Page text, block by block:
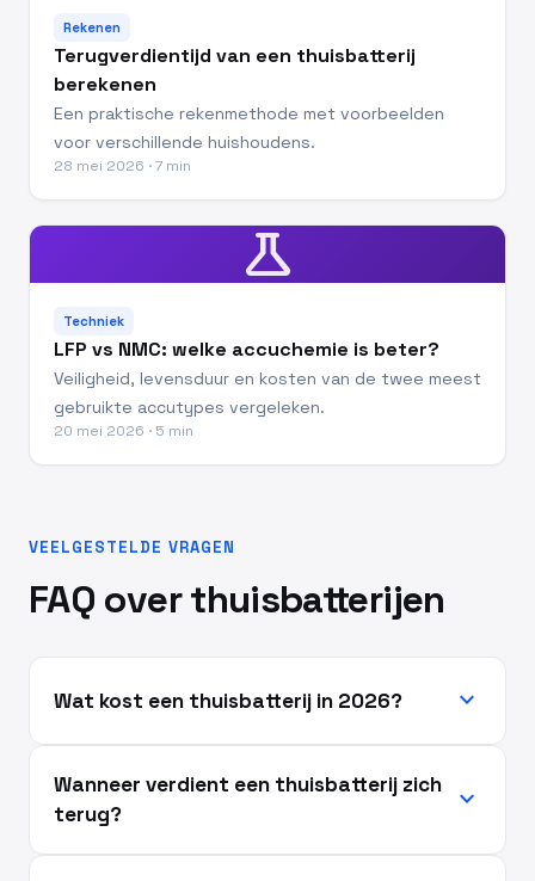
Rekenen
Terugverdientijd van een thuisbatterij
berekenen
Een praktische rekenmethode met voorbeelden
voor verschillende huishoudens.
28 mei 2026 · 7 min
science
Techniek
LFP vs NMC: welke accuchemie is beter?
Veiligheid, levensduur en kosten van de twee meest
gebruikte accutypes vergeleken.
20 mei 2026 · 5 min
VEELGESTELDE VRAGEN
FAQ over thuisbatterijen
Wat kost een thuisbatterij in 2026? expand_more
Wanneer verdient een thuisbatterij zich
terug?
expand_more